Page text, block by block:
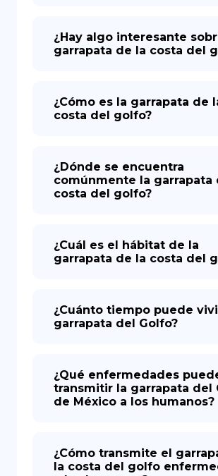
¿Hay algo interesante
garrapata de la costa del
¿Cómo es la garrapata de
costa del golfo?
¿Dónde se encuentra
comúnmente la garrapata
costa del golfo?
¿Cuál es el hábitat de la
garrapata de la costa del
¿Cuánto tiempo puede
garrapata del Golfo?
¿Qué enfermedades
transmitir la garrapata del
de México a los humanos?
¿Cómo transmite el
la costa del golfo